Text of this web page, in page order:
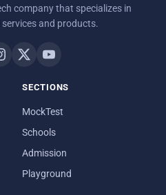
company that specializes in
and products.
SECTIONS
MockTest
Schools
Admission
Playground